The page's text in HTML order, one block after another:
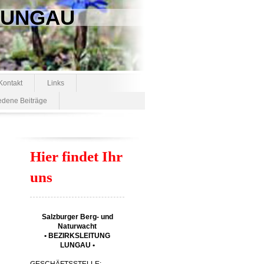
Links
Beiträge
Hier findet Ihr
uns
Salzburger Berg- und
Naturwacht
• BEZIRKSLEITUNG
LUNGAU •